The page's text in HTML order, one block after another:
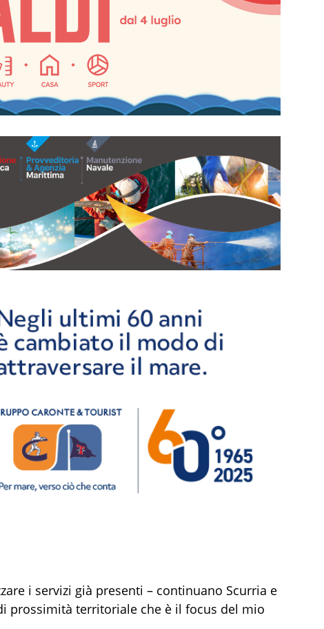
i servizi già presenti – continuano Scurria e
prossimità territoriale che è il focus del mio